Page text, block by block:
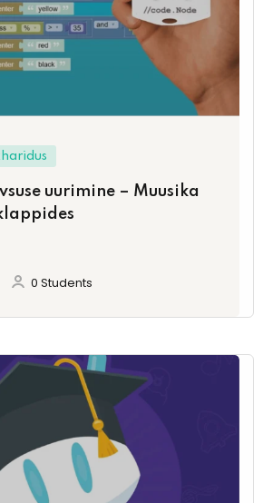
uurimine – Muusika
0 Students